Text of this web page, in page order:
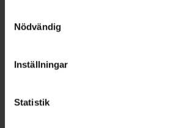
återkalla ditt samtycke via
cookieinställningar. Ett återkallat
lagligheten av behandling som
Nödvändig
Inställningar
Statistik
Kronans Apotek finns här för dig. Du
syd till Lappland i norr, och online i
datorn. Oavsett vem du är så är